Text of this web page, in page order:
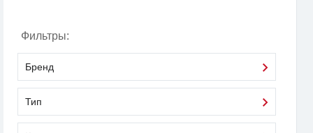
Фильтры:
Бренд
Тип